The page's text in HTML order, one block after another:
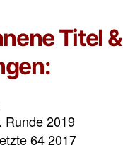
Titel &
Runde 2019
64 2017